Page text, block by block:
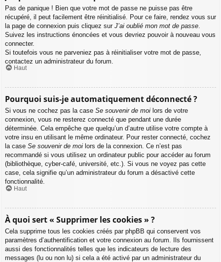
Pas de panique ! Bien que votre mot de passe ne puisse pas être
récupéré, il peut facilement être réinitialisé. Pour ce faire, rendez vous sur
la page de connexion puis cliquez sur J’ai oublié mon mot de passe
Suivez les instructions énoncées et vous devriez pouvoir à nouveau vous
connecter.
Si toutefois vous ne parveniez pas à réinitialiser votre mot de passe,
contactez un administrateur du forum.
Haut
Pourquoi suis-je automatiquement déconnecté ?
Si vous ne cochez pas la case Se souvenir de moi lors de votre
connexion, vous ne resterez connecté que pendant une durée
déterminée. Cela empêche que quelqu’un d’autre utilise votre compte à
votre insu en utilisant le même ordinateur. Pour rester connecté, cochez
la case Se souvenir de moi lors de la connexion. Ce n’est pas
recommandé si vous utilisez un ordinateur public pour accéder au forum
(bibliothèque, cyber-café, université, etc.). Si vous ne voyez pas cette
case, cela signifie qu’un administrateur du forum a désactivé cette
fonctionnalité.
Haut
À quoi sert « Supprimer les cookies » ?
Cela supprime tous les cookies créés par phpBB qui conservent vos
paramètres d’authentification et votre connexion au forum. Ils fournissent
aussi des fonctionnalités telles que les indicateurs de lecture des
messages (lu ou non lu) si cela a été activé par un administrateur du